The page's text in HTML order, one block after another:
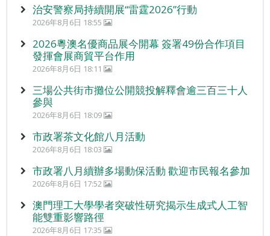
治安警察局持續開展“雷霆2026”行動
2026年8月6日 18:55
2026粵澳名優商品展今開幕 簽署49份合作項目
發揮會展商貿平台作用
2026年8月6日 18:11
三場公共街市攤位公開競投解釋會逾三百三十人
參與
2026年8月6日 18:09
市政署茶文化館八月活動
2026年8月6日 18:03
市政署八月續辦多場動保活動 歡迎市民報名參加
2026年8月6日 17:52
澳門理工大學學者突破性研究揭示生成式人工智
能雙重影響路徑
2026年8月6日 17:35